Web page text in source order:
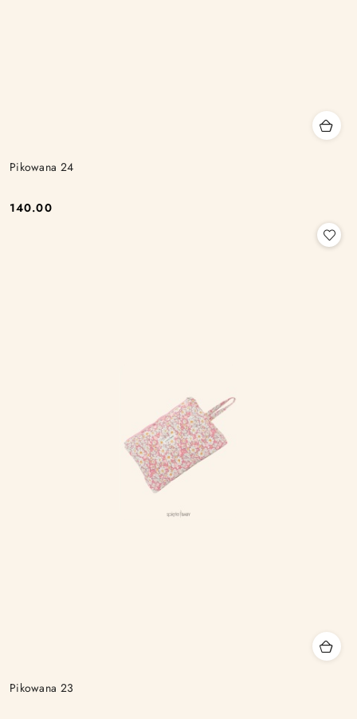
Pikowana 24
Cena:
140.00
Pikowana 23